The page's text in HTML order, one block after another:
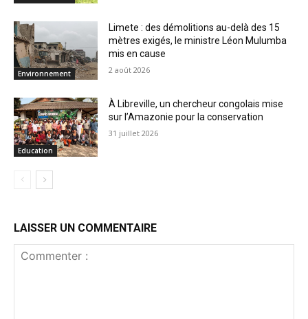
Environnement
Limete : des démolitions au-delà des 15
mètres exigés, le ministre Léon Mulumba
mis en cause
2 août 2026
Education
À Libreville, un chercheur congolais mise
sur l’Amazonie pour la conservation
31 juillet 2026
LAISSER UN COMMENTAIRE